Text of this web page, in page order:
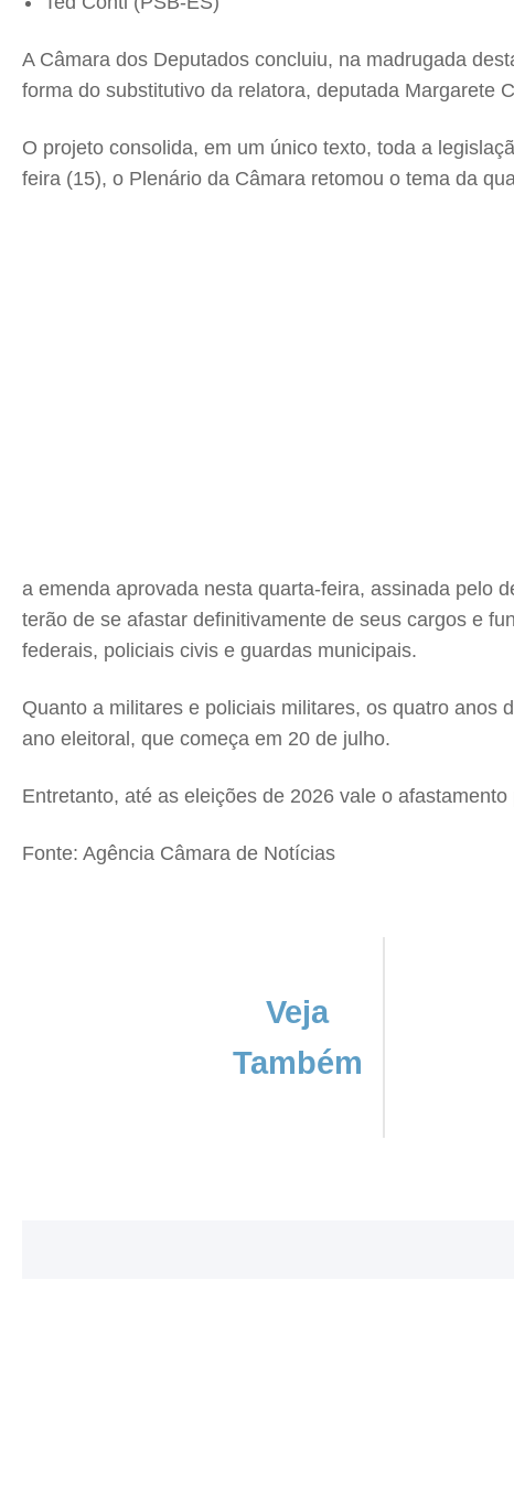
A Câmara dos Deputados concluiu, na madrugada
forma do substitutivo da relatora, deputada Margarete
O projeto consolida, em um único texto, toda a
feira (15), o Plenário da Câmara retomou o tema da
a emenda aprovada nesta quarta-feira, assinada pelo
terão de se afastar definitivamente de seus cargos e
federais, policiais civis e guardas municipais.
Quanto a militares e policiais militares, os quatro anos
ano eleitoral, que começa em 20 de julho.
Entretanto, até as eleições de 2026 vale o
Fonte: Agência Câmara de Notícias
Veja
Também